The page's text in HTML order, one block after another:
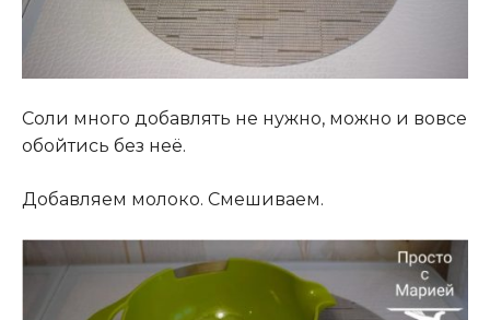
Соли много добавлять не нужно, можно и вовсе
обойтись без неё.
Добавляем молоко. Смешиваем.